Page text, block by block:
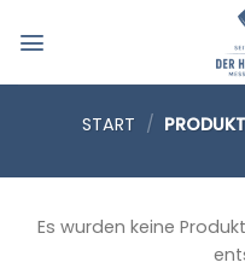
Inhalt
START /
Es wurden keine